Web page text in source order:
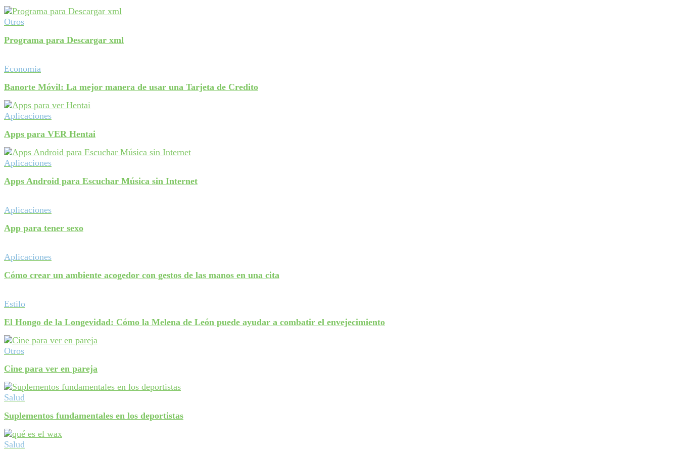
Otros
Programa para Descargar xml
Economia
Banorte Móvil: La mejor manera de usar una Tarjeta de Credito
Aplicaciones
Apps para VER Hentai
Aplicaciones
Apps Android para Escuchar Música sin Internet
Aplicaciones
App para tener sexo
Aplicaciones
Cómo crear un ambiente acogedor con gestos de las manos en una cita
Estilo
El Hongo de la Longevidad: Cómo la Melena de León puede ayudar a combatir el envejecimiento
Otros
Cine para ver en pareja
Salud
Suplementos fundamentales en los deportistas
Salud